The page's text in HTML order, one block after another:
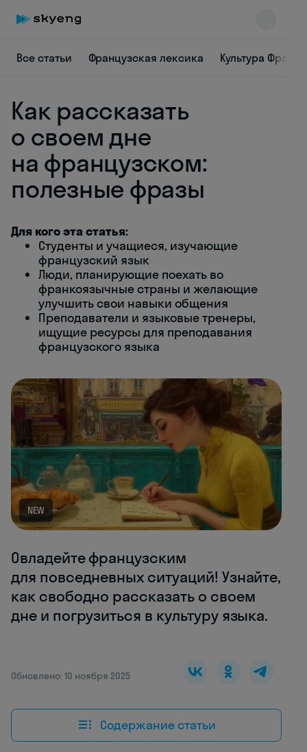
Все статьи Французская лексика Культура
Как рассказать
о своем дне
на французском:
полезные фразы
Для кого эта статья:
Студенты и учащиеся, изучающие
французский язык
Люди, планирующие поехать во
франкоязычные страны и желающие
улучшить свои навыки общения
Преподаватели и языковые тренеры,
ищущие ресурсы для преподавания
французского языка
NEW
Овладейте французским
для повседневных ситуаций! Узнайте,
как свободно рассказать о своем
дне и погрузиться в культуру языка.
Обновлено: 10 ноября 2025
Содержание статьи
Skyeng Chat
online